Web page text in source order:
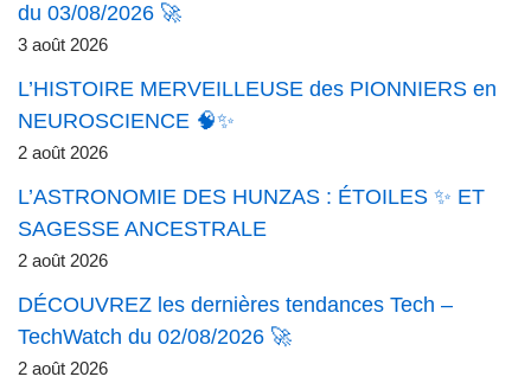
du 03/08/2026 🚀
3 août 2026
L’HISTOIRE MERVEILLEUSE des PIONNIERS en
NEUROSCIENCE 🧠✨
2 août 2026
L’ASTRONOMIE DES HUNZAS : ÉTOILES ✨ ET
SAGESSE ANCESTRALE
2 août 2026
DÉCOUVREZ les dernières tendances Tech –
TechWatch du 02/08/2026 🚀
2 août 2026